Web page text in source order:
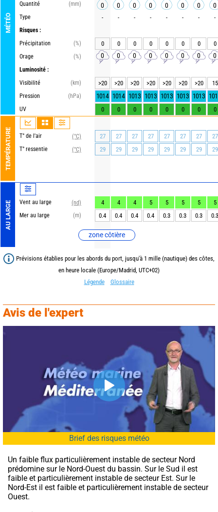
MÉTÉO
Quantité
(mm)
Type
Risques :
Précipitation
(%)
Orage
(%)
Luminosité :
Visibilité
(km)
Pression
(hPa)
UV
TEMPÉRATURE T° de l'air
(°C)
T° ressentie
(°C)
AU LARGE Vent au large
(nd)
Mer au large
(m)
zone côtière
0 0 0 0 0 0 0 0
- - - - - - - -
0 0 0 0 0 0 0 0
0 0 0 0 0 0 0 0
>20 >20 >20 >20 >20 >20 >20 15
1014 1014 1013 1013 1013 1013 1013
0 0 0 0 0 0 0 0
27 27 27 27 27 27 27
27
29
29 29 29 29 29 29 29
4 4 4 5 5 5 5
5
0.4
0.4 0.4 0.4 0.3 0.3 0.3 0.3
Prévisions établies pour les abords du port, jusqu'à 1 mille (nautique) des côtes,
en heure locale (Europe/Madrid, UTC+02)
Légende
Glossaire
Avis de l'expert
Brief des risques météo
Un faible flux particulièrement instable de secteur Nord
prédomine sur le Nord-Ouest du bassin. Sur le Sud il est
faible et particulièrement instable de secteur Est. Sur le
Nord-Est il est faible et particulièrement instable de secteur
Ouest.